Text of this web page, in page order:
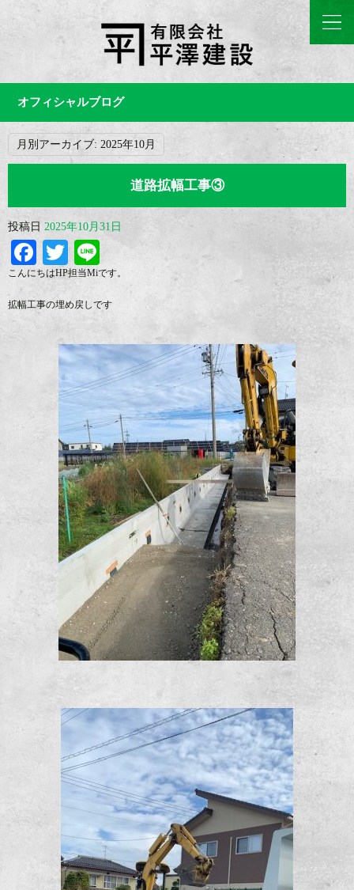
オフィシャルブログ
月別アーカイブ: 2025年10月
道路拡幅工事③
投稿日 2025年10月31日
Facebook
Twitter
こんにちはHP担当Miです。
拡幅工事の埋め戻しです